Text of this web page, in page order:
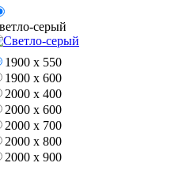
серый
1900 х 550
1900 х 600
2000 х 400
2000 х 600
2000 х 700
2000 х 800
2000 х 900